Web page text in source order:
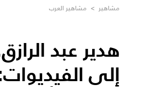
مشاهير > مشاهير العرب
هدير عبد
إلى